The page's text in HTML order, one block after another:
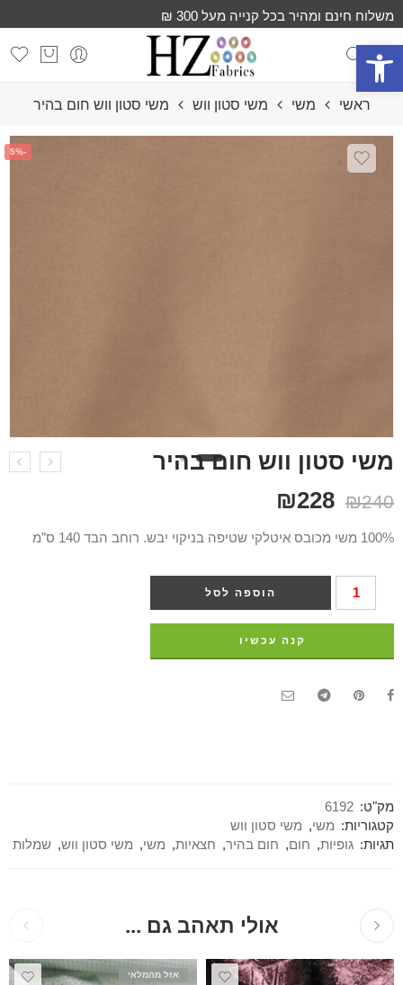
פתח סרגל נגישות
משלוח חינם ומהיר בכל קנייה מעל 300 ₪
ראשי משי משי סטון ווש משי סטון ווש חום בהיר
-5%
משי סטון ווש חום בהיר
₪240
₪228
100% משי מכובס איטלקי שטיפה בניקוי יבש. רוחב הבד 140 ס”מ
הוספה לסל
קנה עכשיו
מק"ט: 6192
קטגוריות: משי, משי סטון ווש
תגיות: גופיות, חום, חום בהיר, חצאיות, משי, משי סטון ווש, שמלות
אולי תאהב גם ...
אזל מהמלאי